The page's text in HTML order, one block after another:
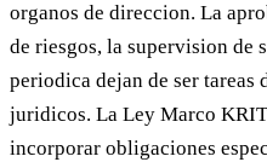
organos de direccion. La
de riesgos, la supervision de
periodica dejan de ser tareas
juridicos. La Ley Marco
incorporar obligaciones